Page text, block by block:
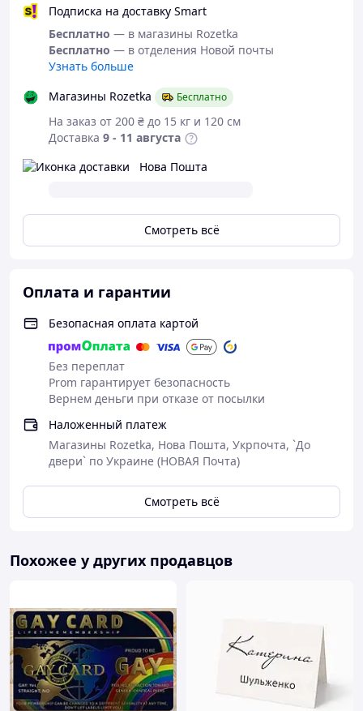
Подписка на доставку Smart
Бесплатно — в магазины Rozetka
Бесплатно — в отделения Новой почты
Узнать больше
Магазины Rozetka
Бесплатно
На заказ от 200 ₴ до 15 кг и 120 см
Доставка 9 - 11 августа
Нова Пошта
Смотреть всё
Оплата и гарантии
Безопасная оплата картой
Без переплат
Prom гарантирует безопасность
Вернем деньги при отказе от посылки
Наложенный платеж
Магазины Rozetka, Нова Пошта, Укрпочта, `До
двери` по Украине (НОВАЯ Почта)
Смотреть всё
Похожее у других продавцов